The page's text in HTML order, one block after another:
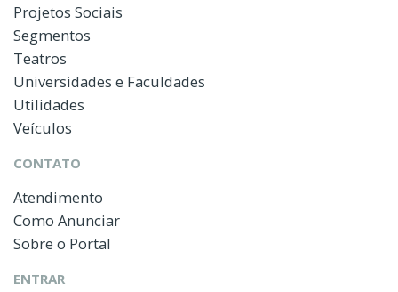
Projetos Sociais
Segmentos
Teatros
Universidades e Faculdades
Utilidades
Veículos
CONTATO
Atendimento
Como Anunciar
Sobre o Portal
ENTRAR